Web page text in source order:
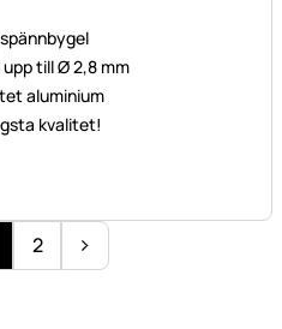
till Ø 2,8 mm
aluminium
kvalitet!
2